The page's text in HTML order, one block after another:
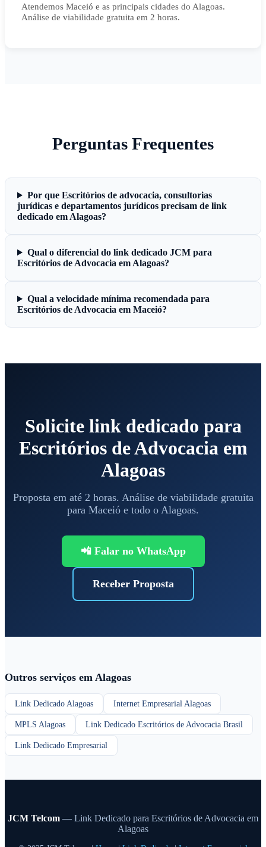
Atendemos Maceió e as principais cidades do Alagoas.
Análise de viabilidade gratuita em 2 horas.
Perguntas Frequentes
Por que Escritórios de advocacia, consultorias
jurídicas e departamentos jurídicos precisam de link
dedicado em Alagoas?
Qual o diferencial do link dedicado JCM para
Escritórios de Advocacia em Alagoas?
Qual a velocidade mínima recomendada para
Escritórios de Advocacia em Maceió?
Solicite link dedicado para
Escritórios de Advocacia em
Alagoas
Proposta em até 2 horas. Análise de viabilidade gratuita
para Maceió e todo o Alagoas.
📲 Falar no WhatsApp
Receber Proposta
Outros serviços em Alagoas
Link Dedicado Alagoas Internet Empresarial Alagoas
MPLS Alagoas Link Dedicado Escritórios de Advocacia Brasil
Link Dedicado Empresarial
JCM Telcom — Link Dedicado para Escritórios de Advocacia em
Alagoas